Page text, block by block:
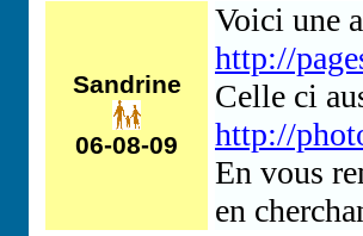
Sandrine
06-08-09
Voici une
http://
Celle ci
http://
En vous
en